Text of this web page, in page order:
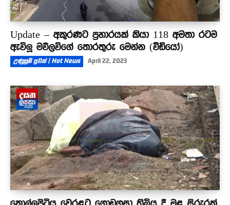
Update – අකුරණට ප්‍රහාරයක් කියා 118 අමතා රටම
ඇවිලූ මව්ලවිගේ තොරතුරු මෙන්න (වීඩියෝ)
උණුසුම් පුවත් | Hot News April 22, 2023